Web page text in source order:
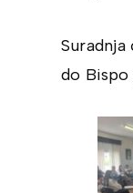
do Bispo